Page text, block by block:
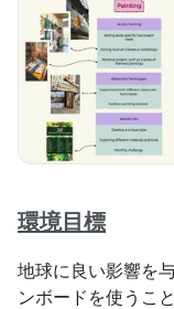
環境目標
地球に良い影響を
ンボードを使うこ